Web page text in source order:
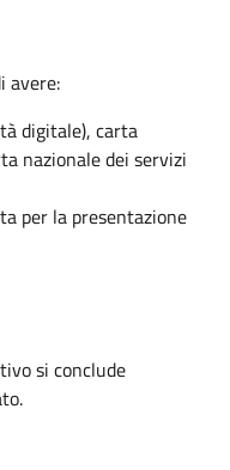
avere:
digitale), carta
nazionale dei servizi
per la presentazione
si conclude